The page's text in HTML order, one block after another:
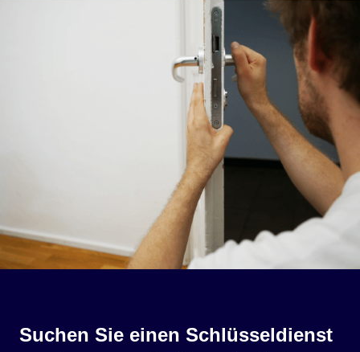
Suchen Sie einen Schlüsseldienst